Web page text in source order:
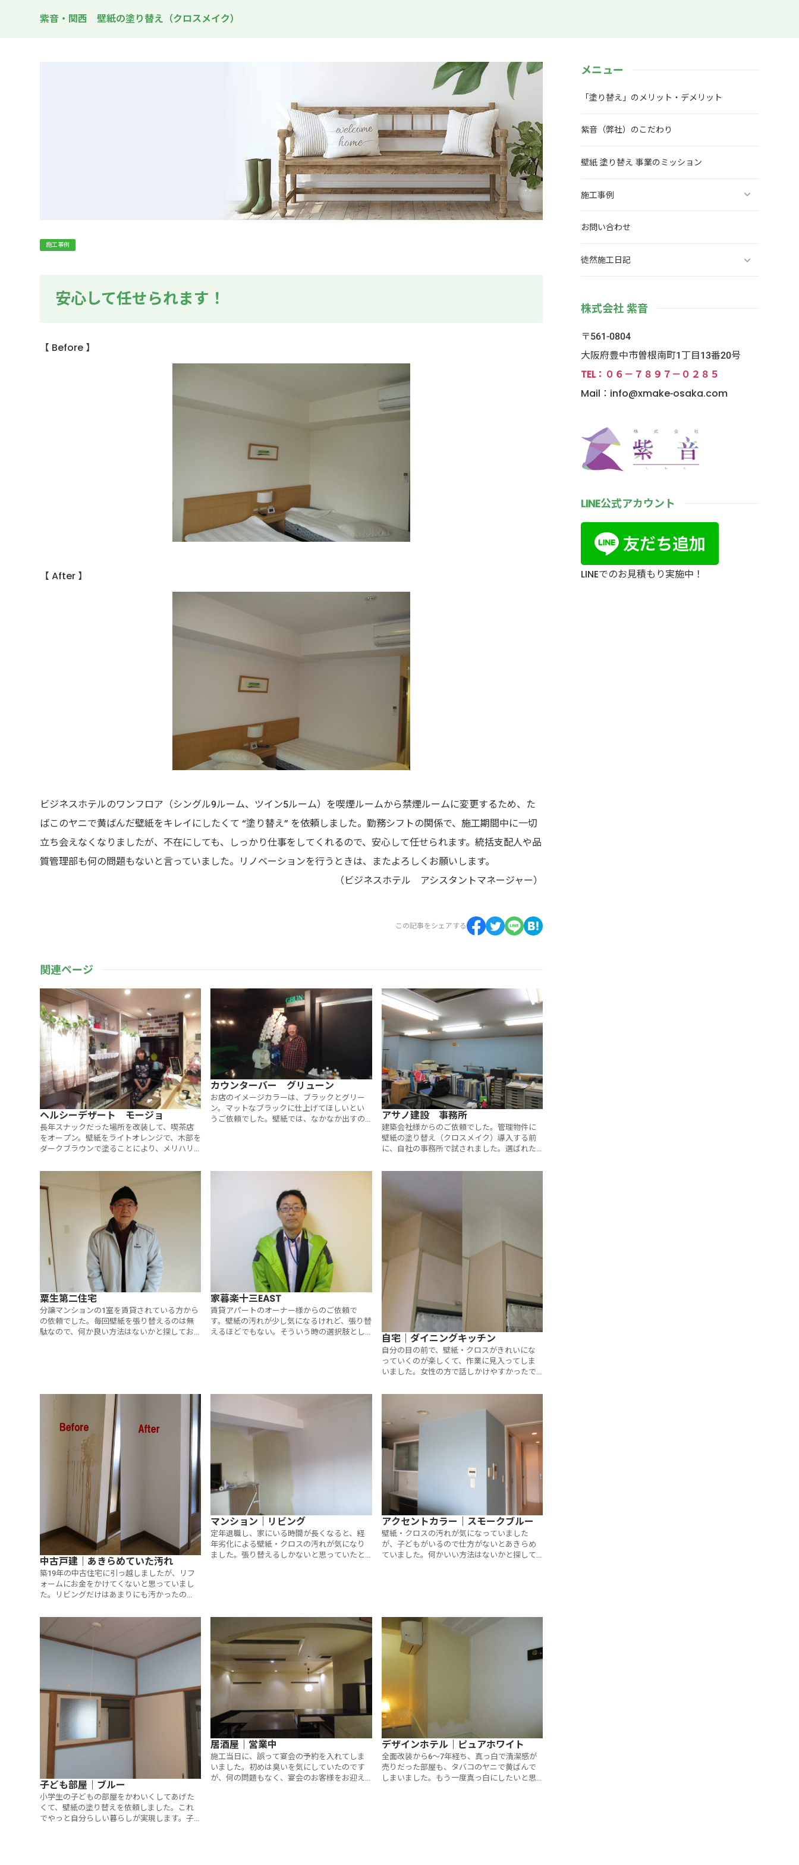
紫音・関西 壁紙の塗り替え（クロスメイク）
施工事例
安心して任せられます！
【 Before 】
【 After 】
ビジネスホテルのワンフロア（シングル9ルーム、ツイン5ルーム）を喫煙ルームから禁煙ルームに変更するため、た
ばこのヤニで黄ばんだ壁紙をキレイにしたくて “塗り替え” を依頼しました。勤務シフトの関係で、施工期間中に一切
立ち会えなくなりましたが、不在にしても、しっかり仕事をしてくれるので、安心して任せられます。統括支配人や品
質管理部も何の問題もないと言っていました。リノベーションを行うときは、またよろしくお願いします。
（ビジネスホテル アシスタントマネージャー）
この記事をシェアする
関連ページ
ヘルシーデザート モージョ
長年スナックだった場所を改装して、喫茶店
をオープン。壁紙をライトオレンジで、木部を
ダークブラウンで塗ることにより、メリハリ
さんの人柄もgood！
カウンターバー グリューン
お店のイメージカラーは、ブラックとグリー
ン。マットなブラックに仕上げてほしいとい
うご依頼でした。壁紙では、なかなか出すの
アサノ建設 事務所
建築会社様からのご依頼でした。管理物件に
壁紙の塗り替え（クロスメイク）導入する前
に、自社の事務所で試されました。選ばれた
件）の施工も行いました。
粟生第二住宅
分譲マンションの1室を賃貸されている方から
の依頼でした。毎回壁紙を張り替えるのは無
駄なので、何か良い方法はないかと探してお
家暮楽十三EAST
賃貸アパートのオーナー様からのご依頼で
す。壁紙の汚れが少し気になるけれど、張り替
えるほどでもない。そういう時の選択肢とし
自宅｜ダイニングキッチン
自分の目の前で、壁紙・クロスがきれいにな
っていくのが楽しくて、作業に見入ってしま
いました。女性の方で話しかけやすかったで
た。
中古戸建｜あきらめていた汚れ
築19年の中古住宅に引っ越しましたが、リフ
ォームにお金をかけてくないと思っていまし
た。リビングだけはあまりにも汚かったの
えで、依頼しました。諦めていた汚れまでき
れいになり、びっくりしました。
マンション｜リビング
定年退職し、家にいる時間が長くなると、経
年劣化による壁紙・クロスの汚れが気になり
ました。張り替えるしかないと思っていたと
アクセントカラー｜スモークブルー
壁紙・クロスの汚れが気になっていました
が、子どもがいるので仕方がないとあきらめ
ていました。何かいい方法はないかと探して
子ども部屋｜ブルー
小学生の子どもの部屋をかわいくしてあげた
くて、壁紙の塗り替えを依頼しました。これ
でやっと自分らしい暮らしが実現します。子
居酒屋｜営業中
施工当日に、誤って宴会の予約を入れてしま
いました。初めは臭いを気にしていたのです
が、何の問題もなく、宴会のお客様をお迎え
デザインホテル｜ピュアホワイト
全面改装から6～7年経ち、真っ白で清潔感が
売りだった部屋も、タバコのヤニで黄ばんで
しまいました。もう一度真っ白にしたいと思
メニュー
「塗り替え」のメリット・デメリット
紫音（弊社）のこだわり
壁紙 塗り替え 事業のミッション
施工事例
お問い合わせ
徒然施工日記
株式会社 紫音
〒561-0804
大阪府豊中市曽根南町1丁目13番20号
TEL：０６－７８９７－０２８５
Mail：info@xmake-osaka.com
LINE公式アカウント
LINEでのお見積もり実施中！